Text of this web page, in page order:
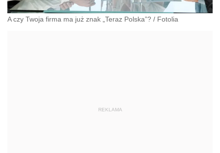
A czy Twoja firma ma już znak „Teraz Polska”? / Fotolia